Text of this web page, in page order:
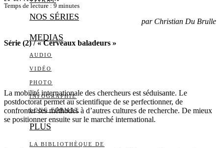
NOS SÉRIES
MEDIAS
AUDIO
VIDÉO
PHOTO
INFOGRAPHIE
LONG FORMAT
PLUS
LA BIBLIOTHÈQUE DE
Temps de lecture : 9 minutes
par Christian Du Brulle
Série (2) / « Cerveaux baladeurs »
La mobilité internationale des chercheurs est séduisante. Le
postdoctorat permet au scientifique de se perfectionner, de
confronter ses méthodes à d’autres cultures de recherche. De mieux
se positionner ensuite sur le marché international.